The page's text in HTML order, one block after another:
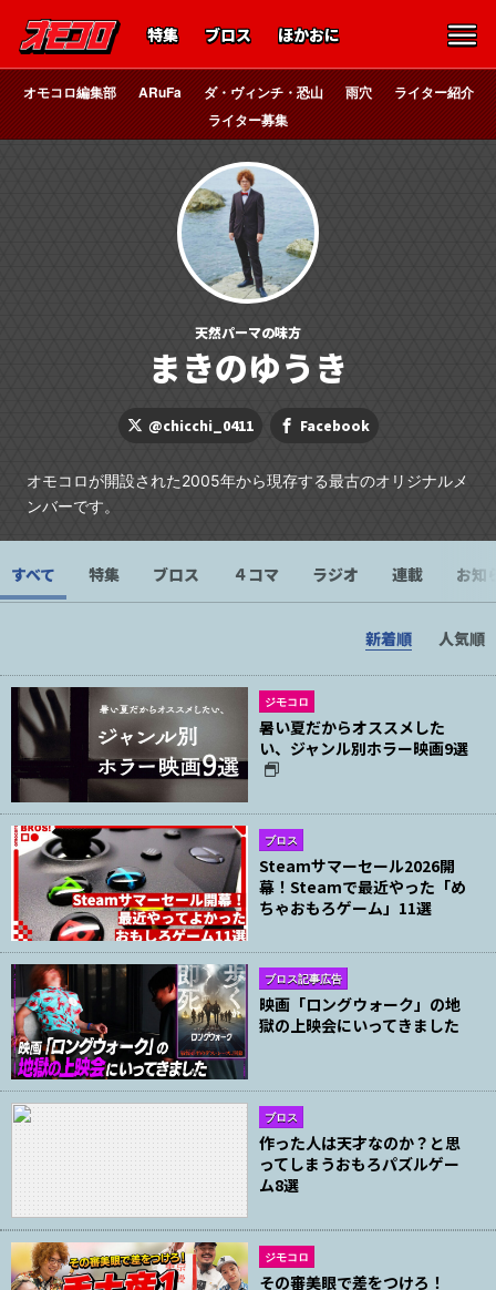
特集 ブロス ほかおに
オモコロ編集部 ARuFa ダ・ヴィンチ・恐山 雨穴
ライター紹介
ライター募集
天然パーマの味方
まきのゆうき
@chicchi_0411 Facebook
オモコロが開設された2005年から現存する最古のオリジナルメ
ンバーです。
すべて 特集 ブロス ４コマ ラジオ 連載 お知
新着順 人気順
ジモコロ
暑い夏だからオススメした
い、ジャンル別ホラー映画9選
ブロス
Steamサマーセール2026開
幕！Steamで最近やった「め
ちゃおもろゲーム」11選
ブロス記事広告
映画「ロングウォーク」の地
獄の上映会にいってきました
ブロス
作った人は天才なのか？と思
ってしまうおもろパズルゲー
ム8選
ジモコロ
その審美眼で差をつけろ！